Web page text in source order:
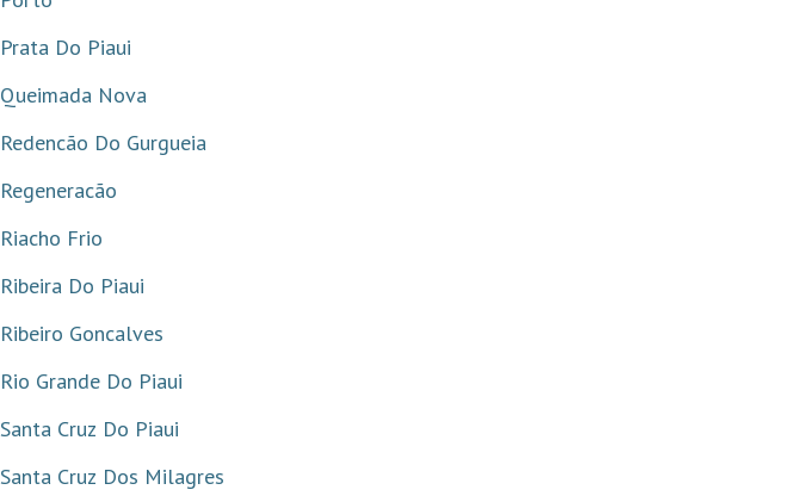
Prata Do Piaui
Queimada Nova
Redencão Do Gurgueia
Regeneracão
Riacho Frio
Ribeira Do Piaui
Ribeiro Goncalves
Rio Grande Do Piaui
Santa Cruz Do Piaui
Santa Cruz Dos Milagres